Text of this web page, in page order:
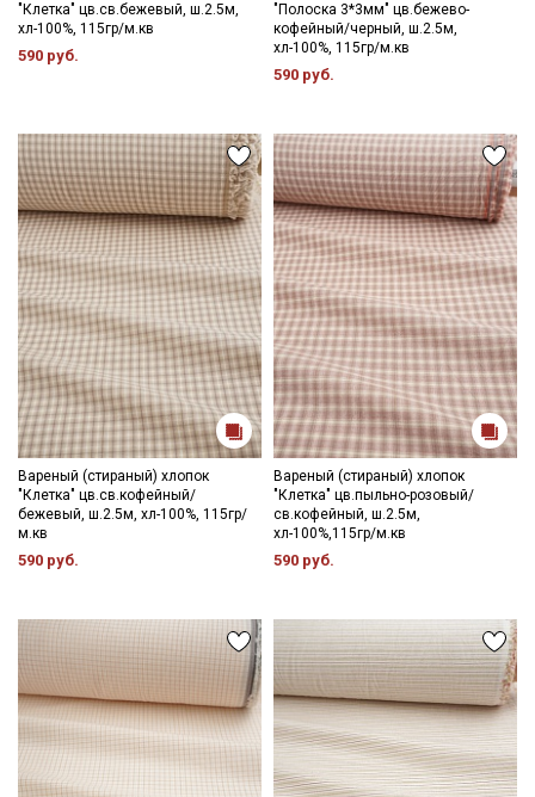
"Клетка" цв.св.бежевый, ш.2.5м,
хл-100%, 115гр/м.кв
590 руб.
"Полоска 3*3мм" цв.бежево-
кофейный/черный, ш.2.5м,
хл-100%, 115гр/м.кв
590 руб.
Вареный (стираный) хлопок
"Клетка" цв.св.кофейный/
бежевый, ш.2.5м, хл-100%, 115гр/
м.кв
590 руб.
Вареный (стираный) хлопок
"Клетка" цв.пыльно-розовый/
св.кофейный, ш.2.5м,
хл-100%,115гр/м.кв
590 руб.